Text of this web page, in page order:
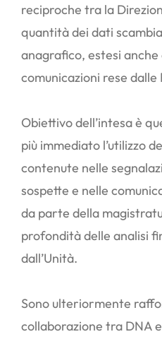
reciproche tra la
quantità dei dati
anagrafico, estesi
comunicazioni rese dalle
Obiettivo dell’intesa è
più immediato l’utilizzo
contenute nelle
sospette e nelle
da parte della
profondità delle analisi
dall’Unità.
Sono ulteriormente
collaborazione tra DNA